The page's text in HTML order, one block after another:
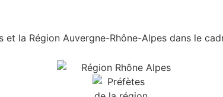
et la Région Auvergne-Rhône-Alpes dans le